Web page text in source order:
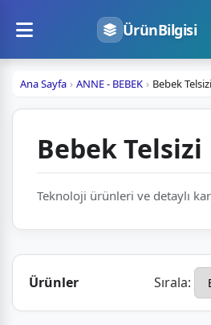
ÜrünBilgisi
Ana Sayfa ANNE - BEBEK Bebek Telsizi
Bebek Telsizi
Teknoloji ürünleri ve detaylı
Ürünler Sırala: